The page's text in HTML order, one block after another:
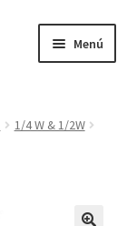
Menú
1/4 W & 1/2W